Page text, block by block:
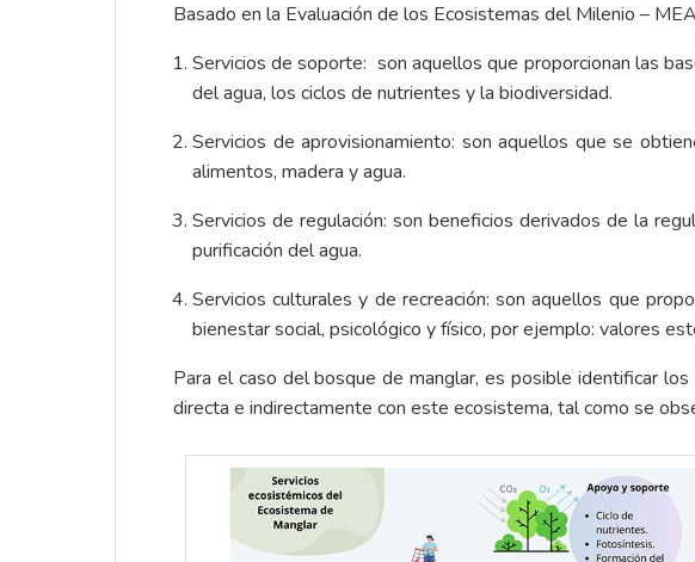
Basado en la Evaluación de los Ecosistemas del Milenio –
Servicios de soporte: son aquellos que proporcionan las
del agua, los ciclos de nutrientes y la biodiversidad.
Servicios de aprovisionamiento: son aquellos que se
alimentos, madera y agua.
Servicios de regulación: son beneficios derivados de la
purificación del agua.
Servicios culturales y de recreación: son aquellos que
bienestar social, psicológico y físico, por ejemplo: valores
Para el caso del bosque de manglar, es posible identificar
directa e indirectamente con este ecosistema, tal como se